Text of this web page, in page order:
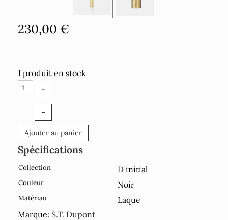
230,00 €
1 produit en stock
+
–
Ajouter au panier
Spécifications
Collection D initial
Couleur Noir
Matériau
Laque
Marque: S.T. Dupont